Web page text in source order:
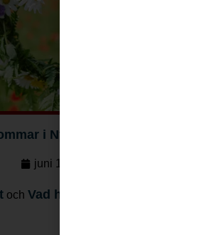
i Nynäshamn 2026
juni 16, 2026
och Vad händer i Nynäshamn